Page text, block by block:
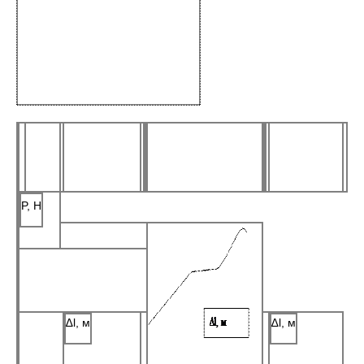
P, Н
∆l, м ∆l, м